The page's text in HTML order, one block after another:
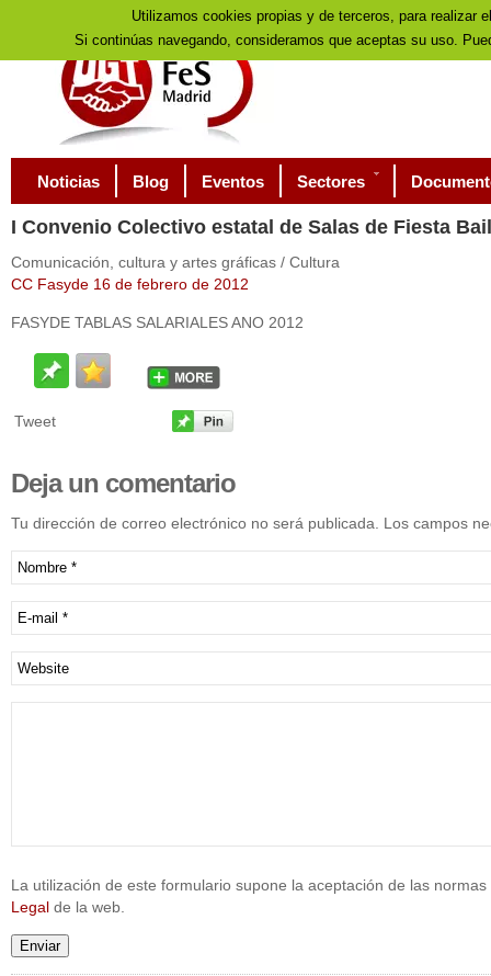
Noticias Blog Eventos Sectores
I Convenio Colectivo estatal de Salas de Fiesta
Comunicación, cultura y artes gráficas / Cultura
CC Fasyde 16 de febrero de 2012
FASYDE TABLAS SALARIALES ANO 2012
Tweet
Dejaun comentario
Tu dirección de correo electrónico no será publicada. Los campos
La utilización de este formulario supone la aceptación de las
Legal de la web.
Enviar
Utilizamos cookies propias y de terceros, para realizar
Si continúas navegando, consideramos que aceptas su uso.